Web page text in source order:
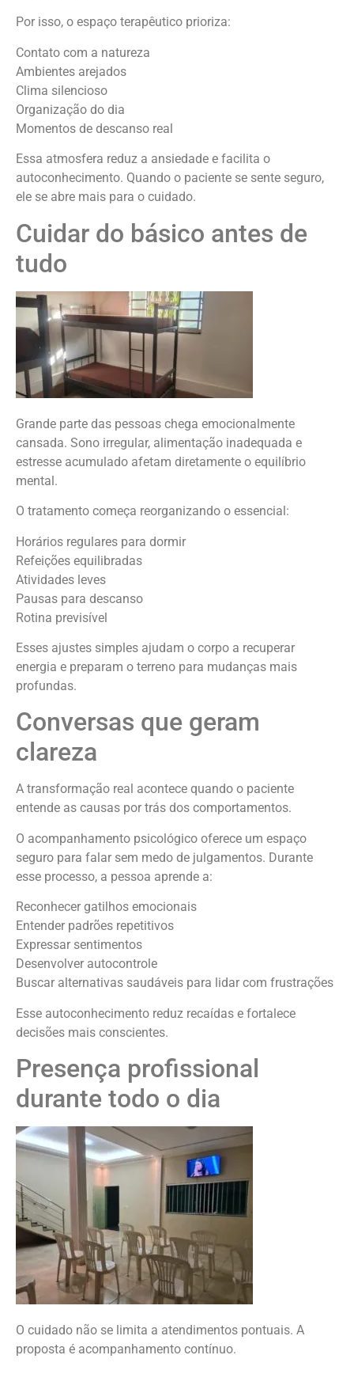
Por isso, o espaço terapêutico prioriza:
Contato com a natureza
Ambientes arejados
Clima silencioso
Organização do dia
Momentos de descanso real
Essa atmosfera reduz a ansiedade e facilita o
autoconhecimento. Quando o paciente se sente seguro,
ele se abre mais para o cuidado.
Cuidar do básico antes de
tudo
Grande parte das pessoas chega emocionalmente
cansada. Sono irregular, alimentação inadequada e
estresse acumulado afetam diretamente o equilíbrio
mental.
O tratamento começa reorganizando o essencial:
Horários regulares para dormir
Refeições equilibradas
Atividades leves
Pausas para descanso
Rotina previsível
Esses ajustes simples ajudam o corpo a recuperar
energia e preparam o terreno para mudanças mais
profundas.
Conversas que geram
clareza
A transformação real acontece quando o paciente
entende as causas por trás dos comportamentos.
O acompanhamento psicológico oferece um espaço
seguro para falar sem medo de julgamentos. Durante
esse processo, a pessoa aprende a:
Reconhecer gatilhos emocionais
Entender padrões repetitivos
Expressar sentimentos
Desenvolver autocontrole
Buscar alternativas saudáveis para lidar com frustrações
Esse autoconhecimento reduz recaídas e fortalece
decisões mais conscientes.
Presença profissional
durante todo o dia
O cuidado não se limita a atendimentos pontuais. A
proposta é acompanhamento contínuo.